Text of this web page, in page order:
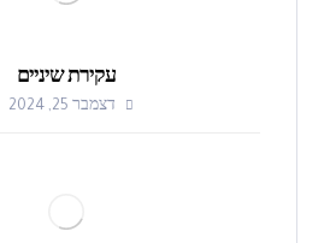
עקירת שיניים
דצמבר 25, 2024